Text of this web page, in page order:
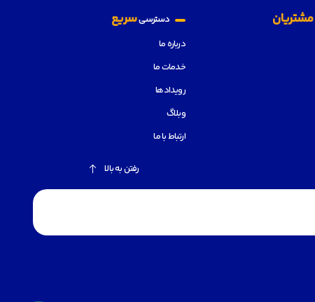
مشتریان دسترسیسریع
درباره ما
خدمات ما
رویدادها
وبلاگ
ارتباط با ما
رفتن به بالا